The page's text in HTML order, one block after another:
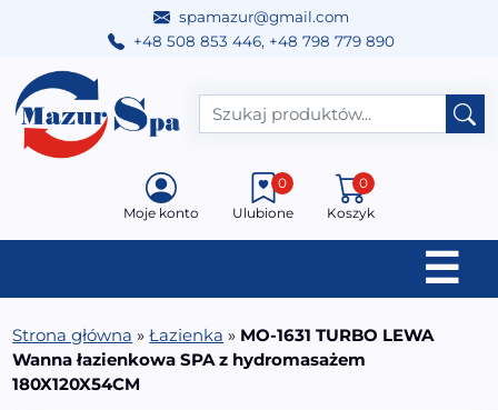
spamazur@gmail.com
+48 508 853 446, +48 798 779 890
Przejdź do treści
Main Navigation
Moje konto Ulubione
0
Koszyk
0
☰
Strona główna »Łazienka » MO-1631 TURBO LEWA
Wanna łazienkowa SPA z hydromasażem
180X120X54CM